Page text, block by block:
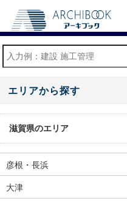
エリアから探す
滋賀県のエリア
彦根・長浜
大津